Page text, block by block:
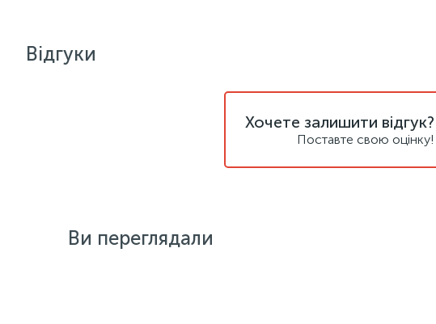
Відгуки
Хочете залишити відгук?
Поставте свою оцінку!
Ви переглядали